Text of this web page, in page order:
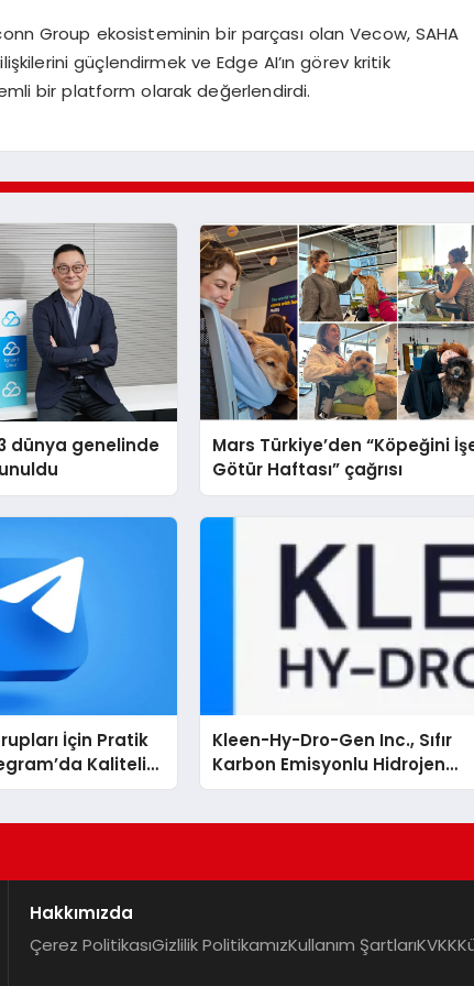
Group ekosisteminin bir parçası olanVecow, SAHA
güçlendirmek veEdge AI’ın görev kritik
bir platform olarak değerlendirdi.
dünya genelinde
Mars Türkiye’den “Köpeğini
Götür Haftası” çağrısı
İçin Pratik
Kaliteli
Önemi
Kleen-Hy-Dro-Gen Inc., Sıfır
Karbon Emisyonlu Hidrojen
Isıtma Teknolojisinde ISO ve
Hakkımızda
Çerez PolitikasıGizlilik PolitikamızKullanım ŞartlarıKVKK